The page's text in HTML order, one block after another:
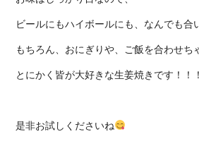
ビールにもハイボールにも、なんでも合
もちろん、おにぎりや、ご飯を合わせち
とにかく皆が大好きな生姜焼きです！！
是非お試しくださいね